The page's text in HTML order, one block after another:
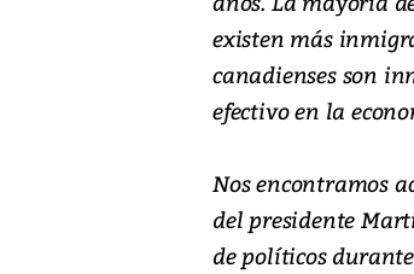
existen más
canadienses son
efectivo en la
Nos encontramos
del presidente
de políticos